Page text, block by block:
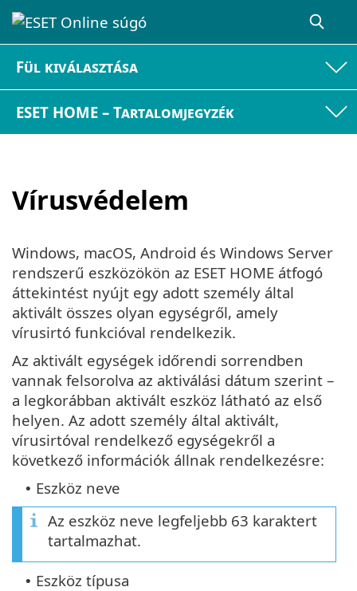
Fül kiválasztása
ESET HOME – Tartalomjegyzék
Vírusvédelem
Windows, macOS, Android és Windows Server
rendszerű eszközökön az ESET HOME átfogó
áttekintést nyújt egy adott személy által
aktivált összes olyan egységről, amely
vírusirtó funkcióval rendelkezik.
Az aktivált egységek időrendi sorrendben
vannak felsorolva az aktiválási dátum szerint –
a legkorábban aktivált eszköz látható az első
helyen. Az adott személy által aktivált,
vírusirtóval rendelkező egységekről a
következő információk állnak rendelkezésre:
• Eszköz neve
Az eszköz neve legfeljebb 63 karaktert
tartalmazhat.
• Eszköz típusa